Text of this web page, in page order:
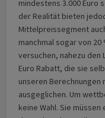
mindestens 3.000 Euro
der Realität bieten
Mittelpreissegment
manchmal sogar von
versuchen, nahezu den
Euro Rabatt, die sie
unseren Berechnungen
ausgeglichen. Um
keine Wahl. Sie